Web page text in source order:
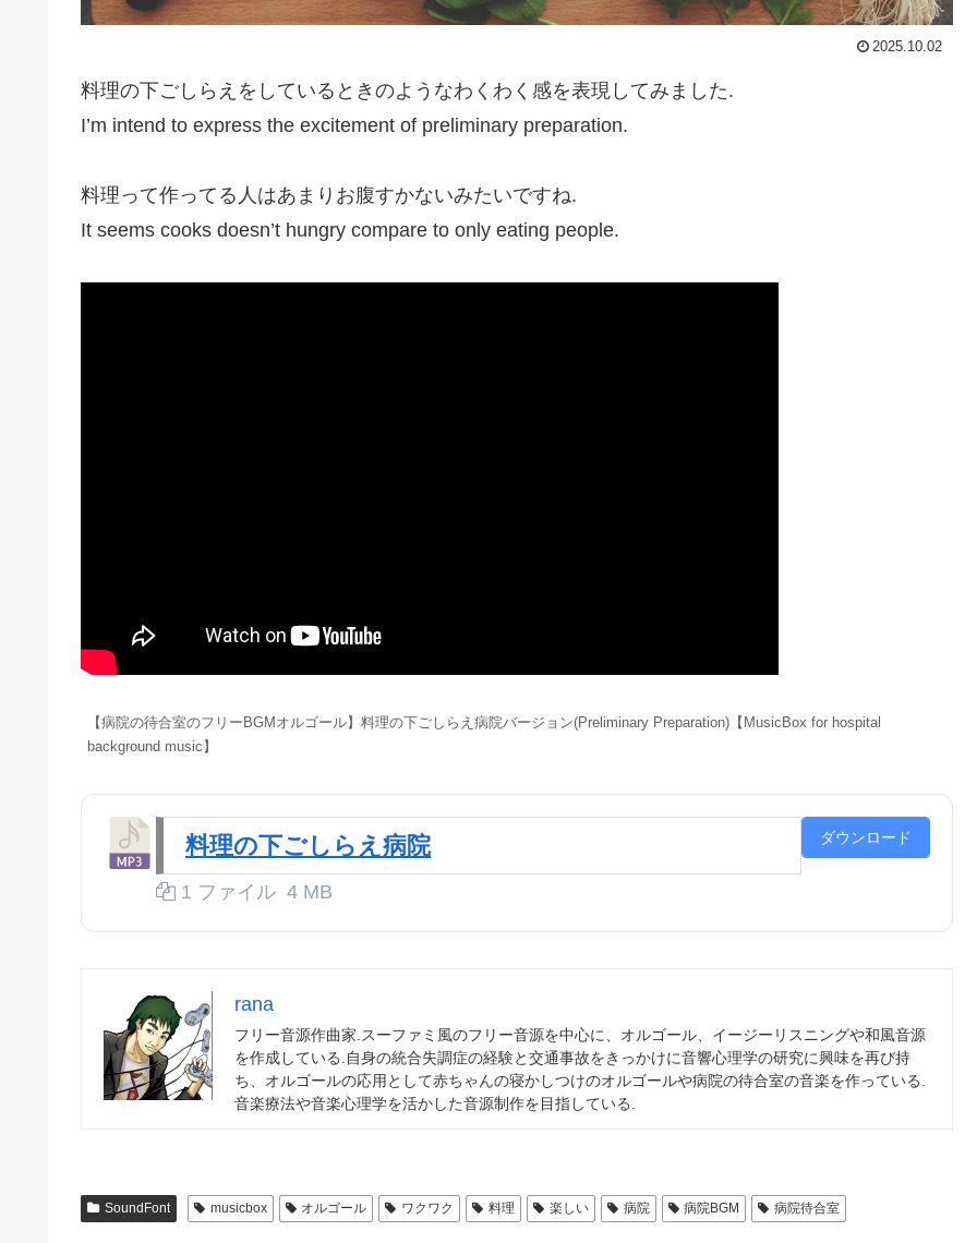
2025.10.02
料理の下ごしらえをしているときのようなわくわく感を表現してみました.
I’m intend to express the excitement of preliminary preparation.
料理って作ってる人はあまりお腹すかないみたいですね.
It seems cooks doesn’t hungry compare to only eating people.
【病院の待合室のフリーBGMオルゴール】料理の下ごしらえ病院バージョン(Preliminary Preparation)【MusicBox for hospital
background music】
料理の下ごしらえ病院
1 ファイル 4 MB
ダウンロード
rana
フリー音源作曲家.スーファミ風のフリー音源を中心に、オルゴール、イージーリスニングや和風音源
を作成している.自身の統合失調症の経験と交通事故をきっかけに音響心理学の研究に興味を再び持
ち、オルゴールの応用として赤ちゃんの寝かしつけのオルゴールや病院の待合室の音楽を作っている.
音楽療法や音楽心理学を活かした音源制作を目指している.
SoundFont musicbox オルゴール ワクワク 料理 楽しい 病院 病院BGM 病院待合室